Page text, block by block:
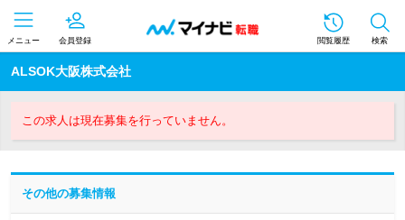
メニュー 会員登録 閲覧履歴 検索
ALSOK大阪株式会社
この求人は現在募集を行っていません。
その他の募集情報